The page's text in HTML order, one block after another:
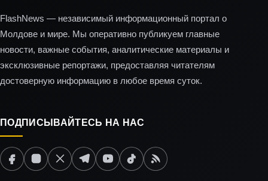
FlashNews — независимый информационный портал о
Молдове и мире. Мы оперативно публикуем главные
новости, важные события, аналитические материалы и
эксклюзивные репортажи, предоставляя читателям
достоверную информацию в любое время суток.
ПОДПИСЫВАЙТЕСЬ НА НАС